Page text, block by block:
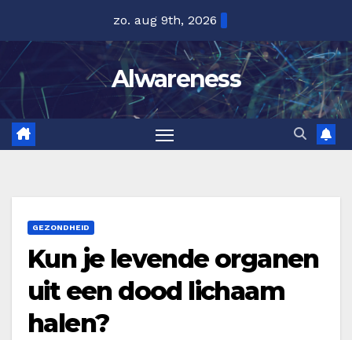
inhoud
zo. aug 9th, 2026
Alwareness
GEZONDHEID
Kun je levende organen
uit een dood lichaam
halen?